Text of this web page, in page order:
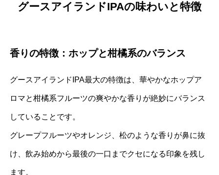
グースアイランドIPAの味わいと特徴
香りの特徴：ホップと柑橘系のバランス
グースアイランドIPA最大の特徴は、華やかなホップア
ロマと柑橘系フルーツの爽やかな香りが絶妙にバランス
していることです。
グレープフルーツやオレンジ、松のような香りが鼻に抜
け、飲み始めから最後の一口までクセになる印象を残し
ます。